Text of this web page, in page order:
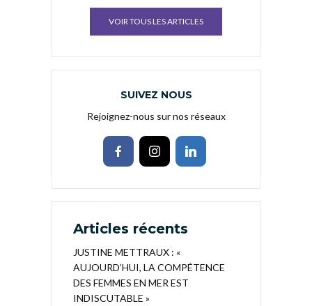
VOIR TOUS LES ARTICLES
SUIVEZ NOUS
Rejoignez-nous sur nos réseaux
Articles récents
JUSTINE METTRAUX : «
AUJOURD’HUI, LA COMPÉTENCE
DES FEMMES EN MER EST
INDISCUTABLE »